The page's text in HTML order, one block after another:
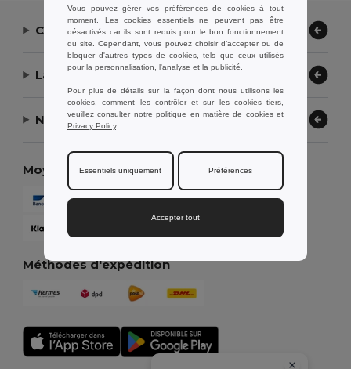
Contactez-nous
Laissez-nous vous aider
Notre entreprise
Moyens de paiement
Méthodes d'expédition
Vous pouvez gérer vos préférences de cookies à tout
moment. Les cookies essentiels ne peuvent pas être
désactivés car ils sont requis pour le bon fonctionnement
du site. Cependant, vous pouvez choisir d’accepter ou de
bloquer d'autres types de cookies, tels que ceux utilisés
pour la personnalisation, l'analyse et la publicité.
Pour plus de détails sur la façon dont nous utilisons les
cookies, comment les contrôler et sur les cookies tiers,
veuillez consulter notrepolitique en matière de cookieset
Privacy Policy.
Essentiels uniquement Préférences
Accepter tout